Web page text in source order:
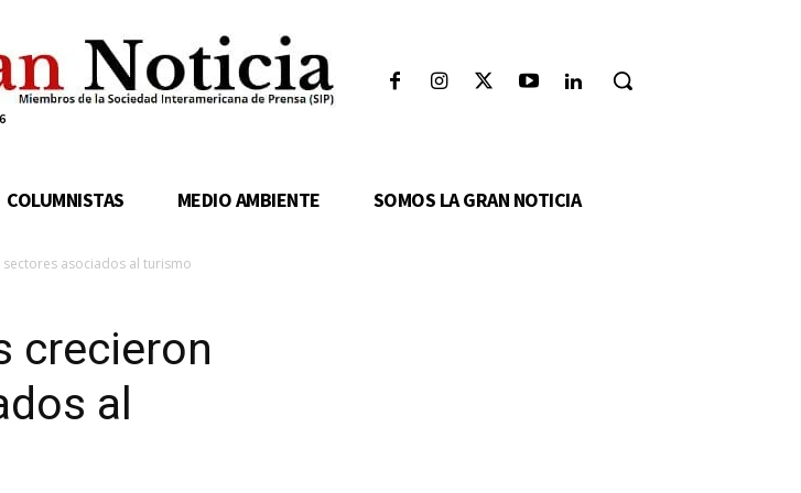
COLUMNISTAS MEDIO AMBIENTE SOMOS LA GRAN NOTICIA
asociados al turismo
crecieron
al